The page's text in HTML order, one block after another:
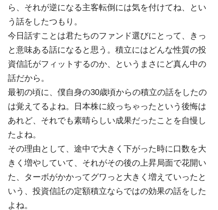
ら、それが逆になる主客転倒には気を付けてね、とい
う話をしたつもり。
今日話すことは君たちのファンド選びにとって、きっ
と意味ある話になると思う。積立にはどんな性質の投
資信託がフィットするのか、というまさにど真ん中の
話だから。
最初の頃に、僕自身の30歳頃からの積立の話をしたの
は覚えてるよね。日本株に絞っちゃったという後悔は
あれど、それでも素晴らしい成果だったことを自慢し
たよね。
その理由として、途中で大きく下がった時に口数を大
きく増やしていて、それがその後の上昇局面で花開い
た、ターボがかかってグワっと大きく増えていったと
いう、投資信託の定額積立ならではの効果の話をした
よね。